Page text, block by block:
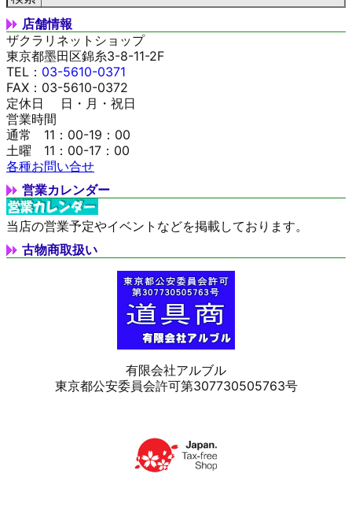
店舗情報
ザクラリネットショップ
東京都墨田区錦糸3-8-11-2F
TEL： 03-5610-0371
FAX：03-5610-0372
定休日 日・月・祝日
営業時間
通常 11：00-19：00
土曜 11：00-17：00
各種お問い合せ
営業カレンダー
当店の営業予定やイベントなどを掲載しております。
古物商取扱い
有限会社アルブル
東京都公安委員会許可第307730505763号